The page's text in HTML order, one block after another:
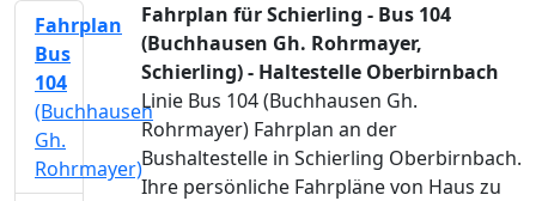
Fahrplan für Schierling - Bus 104
(Buchhausen Gh. Rohrmayer,
Schierling) - Haltestelle Oberbirnbach
Linie Bus 104 (Buchhausen Gh.
Rohrmayer) Fahrplan an der
Bushaltestelle in Schierling Oberbirnbach.
Ihre persönliche Fahrpläne von Haus zu
Fahrplan
Bus
104
(Buchhausen
Gh.
Rohrmayer)